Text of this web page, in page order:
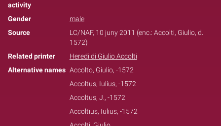
activity
Gender
male
Source
LC/NAF, 10 juny 2011 (enc.: Accolti, Giulio, d.
1572)
Related printer
Heredi di Giulio Accolti
Alternative names Accolto, Giulio, -1572
Accoltus, Iulius, -1572
Accoltus, J., -1572
Accoltius, Iulius, -1572